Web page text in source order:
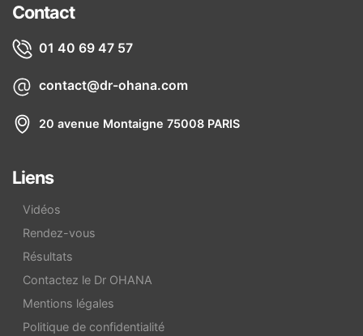
Contact
01 40 69 47 57
contact@dr-ohana.com
20 avenue Montaigne 75008 PARIS
Liens
Vidéos
Rendez-vous
Résultats
Contactez le Dr OHANA
Mentions légales
Politique de confidentialité